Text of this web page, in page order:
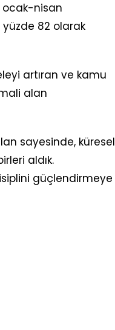
ocak-nisan
yüzde 82 olarak
artıran ve kamu
alan
sayesinde, küresel
aldık.
güçlendirmeye